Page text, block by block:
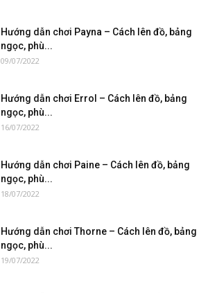
Hướng dẫn chơi Payna – Cách lên đồ, bảng
ngọc, phù...
09/07/2022
Hướng dẫn chơi Errol – Cách lên đồ, bảng
ngọc, phù...
16/07/2022
Hướng dẫn chơi Paine – Cách lên đồ, bảng
ngọc, phù...
18/07/2022
Hướng dẫn chơi Thorne – Cách lên đồ, bảng
ngọc, phù...
19/07/2022